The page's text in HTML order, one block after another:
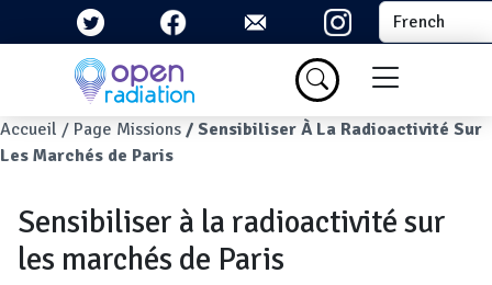
Aller au contenu principal Select your
Menu du
Fil d'Ariane
Accueil Page Missions
Sensibiliser À La Radioactivité Sur
Les Marchés de Paris
Sensibiliser à la radioactivité sur
les marchés de Paris